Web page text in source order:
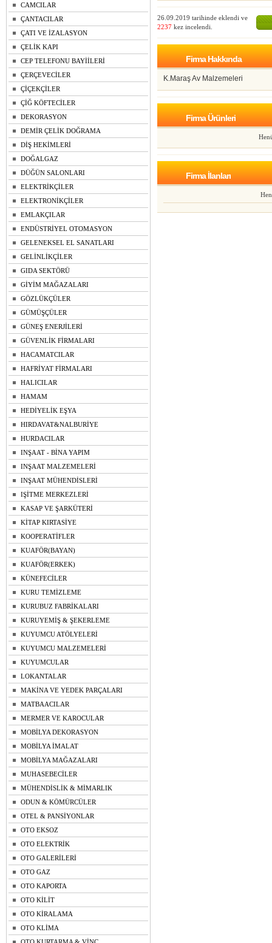
CAMCILAR
ÇANTACILAR
ÇATI VE İZALASYON
ÇELİK KAPI
CEP TELEFONU BAYİİLERİ
ÇERÇEVECİLER
ÇİÇEKÇİLER
ÇİĞ KÖFTECİLER
DEKORASYON
DEMİR ÇELİK DOĞRAMA
DİŞ HEKİMLERİ
DOĞALGAZ
DÜĞÜN SALONLARI
ELEKTRİKÇİLER
ELEKTRONİKÇİLER
EMLAKÇILAR
ENDÜSTRİYEL OTOMASYON
GELENEKSEL EL SANATLARI
GELİNLİKÇİLER
GIDA SEKTÖRÜ
GİYİM MAĞAZALARI
GÖZLÜKÇÜLER
GÜMÜŞÇÜLER
GÜNEŞ ENERJİLERİ
GÜVENLİK FİRMALARI
HACAMATCILAR
HAFRİYAT FİRMALARI
HALICILAR
HAMAM
HEDİYELİK EŞYA
HIRDAVAT&NALBURİYE
HURDACILAR
INŞAAT - BİNA YAPIM
INŞAAT MALZEMELERİ
INŞAAT MÜHENDİSLERİ
IŞİTME MERKEZLERİ
KASAP VE ŞARKÜTERİ
KİTAP KIRTASİYE
KOOPERATİFLER
KUAFÖR(BAYAN)
KUAFÖR(ERKEK)
KÜNEFECİLER
KURU TEMİZLEME
KURUBUZ FABRİKALARI
KURUYEMİŞ & ŞEKERLEME
KUYUMCU ATÖLYELERİ
KUYUMCU MALZEMELERİ
KUYUMCULAR
LOKANTALAR
MAKİNA VE YEDEK PARÇALARI
MATBAACILAR
MERMER VE KAROCULAR
MOBİLYA DEKORASYON
MOBİLYA İMALAT
MOBİLYA MAĞAZALARI
MUHASEBECİLER
MÜHENDİSLİK & MİMARLIK
ODUN & KÖMÜRCÜLER
OTEL & PANSİYONLAR
OTO EKSOZ
OTO ELEKTRİK
OTO GALERİLERİ
OTO GAZ
OTO KAPORTA
OTO KİLİT
OTO KİRALAMA
OTO KLİMA
26.09.2019 tarihinde eklendi ve
2237 kez incelendi.
Firma Hakkında
K.Maraş Av Malzemeleri
Firma Ürünleri
Firma İlanları